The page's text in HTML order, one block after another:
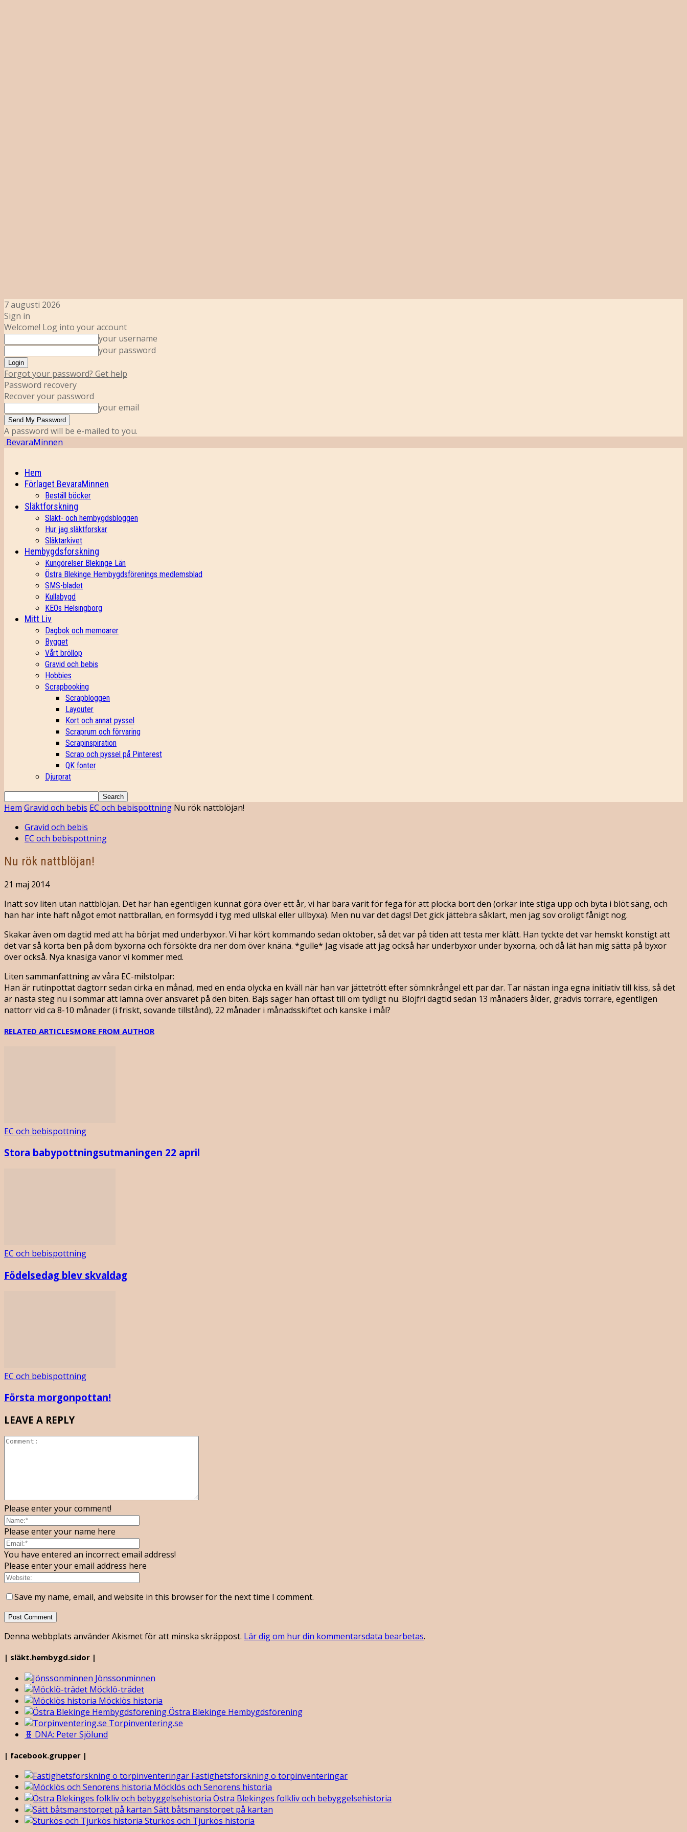
7 augusti 2026
Sign in
Welcome! Log into your account
your username
your password
Forgot your password? Get help
Password recovery
Recover your password
your email
A password will be e-mailed to you.
BevaraMinnen
Hem
Förlaget BevaraMinnen
Beställ böcker
Släktforskning
Släkt- och hembygdsbloggen
Hur jag släktforskar
Släktarkivet
Hembygdsforskning
Kungörelser Blekinge Län
Östra Blekinge Hembygdsförenings medlemsblad
SMS-bladet
Kullabygd
KEOs Helsingborg
Mitt Liv
Dagbok och memoarer
Bygget
Vårt bröllop
Gravid och bebis
Hobbies
Scrapbooking
Scrapbloggen
Layouter
Kort och annat pyssel
Scraprum och förvaring
Scrapinspiration
Scrap och pyssel på Pinterest
QK fonter
Djurprat
Hem Gravid och bebis EC och bebispottning Nu rök nattblöjan!
Gravid och bebis
EC och bebispottning
Nu rök nattblöjan!
21 maj 2014
Inatt sov liten utan nattblöjan. Det har han egentligen kunnat göra över ett år, vi har bara varit för fega för att plocka bort den (orkar inte stiga upp och byta i blöt säng, och
han har inte haft något emot nattbrallan, en formsydd i tyg med ullskal eller ullbyxa). Men nu var det dags! Det gick jättebra såklart, men jag sov oroligt fånigt nog.
Skakar även om dagtid med att ha börjat med underbyxor. Vi har kört kommando sedan oktober, så det var på tiden att testa mer klätt. Han tyckte det var hemskt konstigt att
det var så korta ben på dom byxorna och försökte dra ner dom över knäna. *gulle* Jag visade att jag också har underbyxor under byxorna, och då lät han mig sätta på byxor
över också. Nya knasiga vanor vi kommer med.
Liten sammanfattning av våra EC-milstolpar:
Han är rutinpottat dagtorr sedan cirka en månad, med en enda olycka en kväll när han var jättetrött efter sömnkrångel ett par dar. Tar nästan inga egna initiativ till kiss, så det
är nästa steg nu i sommar att lämna över ansvaret på den biten. Bajs säger han oftast till om tydligt nu. Blöjfri dagtid sedan 13 månaders ålder, gradvis torrare, egentligen
nattorr vid ca 8-10 månader (i friskt, sovande tillstånd), 22 månader i månadsskiftet och kanske i mål?
RELATED ARTICLESMORE FROM AUTHOR
EC och bebispottning
Stora babypottningsutmaningen 22 april
EC och bebispottning
Födelsedag blev skvaldag
EC och bebispottning
Första morgonpottan!
LEAVE A REPLY
Please enter your comment!
Please enter your name here
You have entered an incorrect email address!
Please enter your email address here
Save my name, email, and website in this browser for the next time I comment.
Denna webbplats använder Akismet för att minska skräppost. Lär dig om hur din kommentarsdata bearbetas.
| släkt.hembygd.sidor |
Jönssonminnen
Möcklö-trädet
Möcklös historia
Östra Blekinge Hembygdsförening
Torpinventering.se
🧬 DNA: Peter Sjölund
| facebook.grupper |
Fastighetsforskning o torpinventeringar
Möcklös och Senorens historia
Östra Blekinges folkliv och bebyggelsehistoria
Sätt båtsmanstorpet på kartan
Sturkös och Tjurkös historia